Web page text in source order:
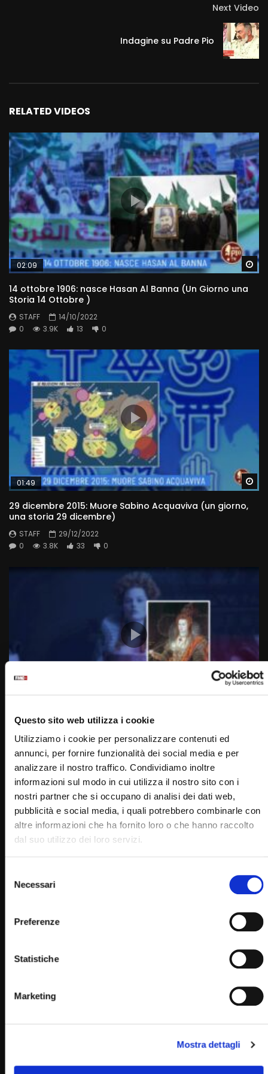
Questo sito web utilizza i cookie
Utilizziamo i cookie per personalizzare contenuti ed
annunci, per fornire funzionalità dei social media e per
analizzare il nostro traffico. Condividiamo inoltre
informazioni sul modo in cui utilizza il nostro sito con i
nostri partner che si occupano di analisi dei dati web,
pubblicità e social media, i quali potrebbero combinarle con
altre informazioni che ha fornito loro o che hanno raccolto
dal suo utilizzo dei loro servizi.
delNecessari
Preferenze
Statistiche
Marketing
Mostra dettagli
Next Video
Indagine su Padre Pio
RELATED VIDEOS
02:09
14 ottobre 1906: nasce Hasan Al Banna (Un Giorno una
Storia 14 Ottobre )
STAFF
14/10/2022
0
3.9K 13 0
01:49
29 dicembre 2015: Muore Sabino Acquaviva (un giorno,
una storia 29 dicembre)
STAFF
29/12/2022
0
3.8K 33 0
7 Settembre 1533: Nasce Elisabetta I (Un giorno una
storia 7 Settembre)
STAFF
07/09/2022
33 0
01:50